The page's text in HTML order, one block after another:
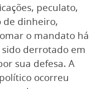
peculato,
de dinheiro,
o mandato há
derrotado em
sua defesa. A
ocorreu